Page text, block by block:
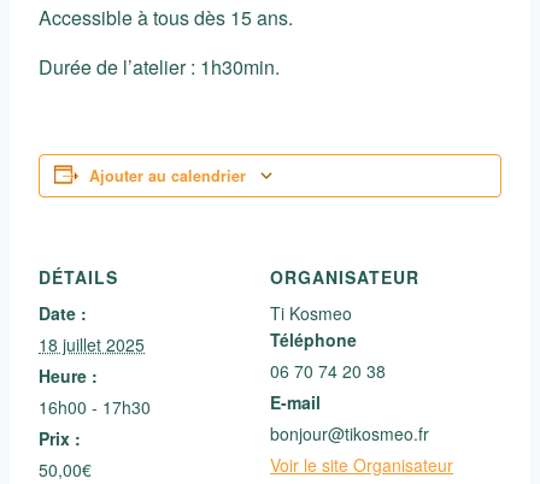
Accessible à tous dès 15 ans.
Durée de l’atelier : 1h30min.
Ajouter au calendrier
DÉTAILS
Date :
18 juillet 2025
Heure :
16h00 - 17h30
Prix :
50,00€
ORGANISATEUR
Ti Kosmeo
Téléphone
06 70 74 20 38
E-mail
bonjour@tikosmeo.fr
Voir le site Organisateur